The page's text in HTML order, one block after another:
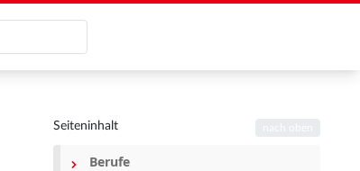
Seiteninhalt
Berufe